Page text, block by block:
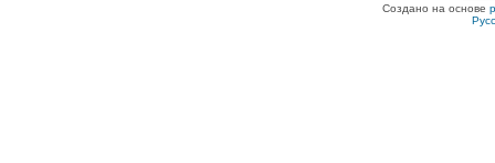
Создано на основе